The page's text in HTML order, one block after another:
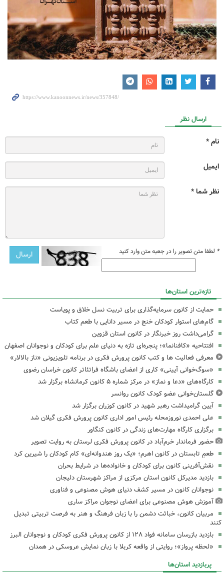
ارسال نظر
نام *
ایمیل
نظر شما *
* لطفا متن تصویر را در جعبه متن وارد کنید
تازه‌ترین استان‌ها
حمایت از کانون سرمایه‌گذاری برای تربیت نسل خلاق و پویاست
گام‌های استوار کودکان خنج در مسیر دانایی با طعم کتاب
گرامی‌داشت روز خبرنگار در کانون استان قزوین
افتتاحیه «کافنانما»؛ پنجره‌ای تازه به دنیای علم برای کودکان و نوجوانان اصفهان
معرفی فعالیت ها و کتب کانون پرورش فکری در برنامه تلویزیونی «ناز بالالار»
«سوگ‌خوانی آیینی» کاری از اعضای باشگاه فراتئاتر کانون خراسان رضوی
کارگاه‌های «دعا و نماز» در مرکز شماره ۵ کانون کرمانشاه برگزار شد
گلستان‌خوانی عضو کودک کانون روانسر
آیین گرامیداشت رهبر شهید در کانون کوزران برگزار شد
علی احمدی نوروزمحله رئیس امور اداری کانون پرورش فکری گیلان شد
برگزاری کارگاه مهارت‌های زندگی در کانون کنگاور
حضور فرماندار خرم‌آباد در کانون پرورش فکری لرستان به روایت تصویر
طعمِ تابستان در کانون اهرم؛ «یک روز هندوانه‌ای» کام کودکان را شیرین کرد
نقش‌آفرینی کانون برای کودکان و خانواده‌ها در شرایط بحران
بازدید مدیرکل کانون استان مرکزی از مراکز شهرستان دلیجان
نوجوانان کانون در مسیر کشف دنیای هوش مصنوعی و فناوری
آموزش هوش مصنوعی برای اعضای نوجوان مراکز ساری
مربیان کانون، خباثت دشمن را با زبان فرهنگ و هنر به فرصت تربیتی تبدیل
کنند
بازدید بازرسان سامانه فواد ۱۲۸ از کانون پرورش فکری کودکان و نوجوانان البرز
«لحظه پرواز»؛ روایتی از واقعه کربلا با زبان نمایش عروسکی در همدان
پربازدید استان‌ها